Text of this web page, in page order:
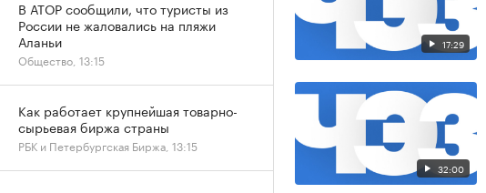
17:29
32:00
В АТОР сообщили, что туристы из
России не жаловались на пляжи
Аланьи
Общество, 13:15
Как работает крупнейшая товарно-
сырьевая биржа страны
РБК и Петербургская Биржа, 13:15